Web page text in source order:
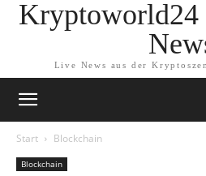
Live News aus der
Start Blockchain
Blockchain